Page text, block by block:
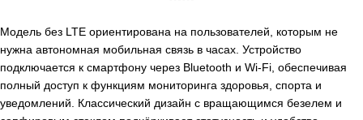
Модель без LTE ориентирована на пользователей, которым не
нужна автономная мобильная связь в часах. Устройство
подключается к смартфону через Bluetooth и Wi‑Fi, обеспечивая
полный доступ к функциям мониторинга здоровья, спорта и
уведомлений. Классический дизайн с вращающимся безелем и